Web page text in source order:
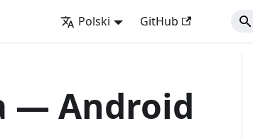
Polski GitHub
— Android